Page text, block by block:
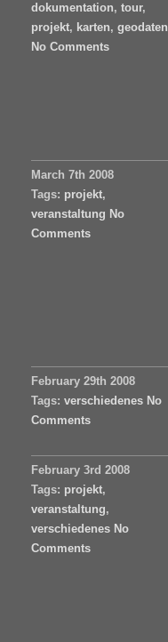
dokumentation, tour,
projekt, karten, geodaten
No Comments
March 7th 2008
Tags: projekt,
veranstaltung No
Comments
February 29th 2008
Tags: verschiedenes No
Comments
February 3rd 2008
Tags: projekt,
veranstaltung,
verschiedenes No
Comments